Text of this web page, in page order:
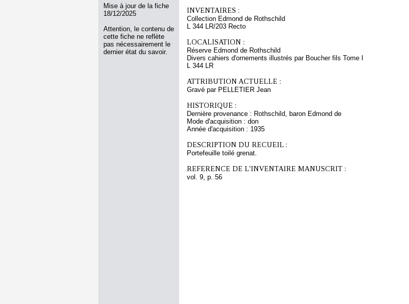
Mise à jour de la fiche
18/12/2025
Attention, le contenu de
cette fiche ne reflète
pas nécessairement le
dernier état du savoir.
INVENTAIRES :
Collection Edmond de Rothschild
L 344 LR/203 Recto
LOCALISATION :
Réserve Edmond de Rothschild
Divers cahiers d'ornements illustrés par Boucher fils Tome I
L 344 LR
ATTRIBUTION ACTUELLE :
Gravé par PELLETIER Jean
HISTORIQUE :
Dernière provenance : Rothschild, baron Edmond de
Mode d'acquisition : don
Année d'acquisition : 1935
DESCRIPTION DU RECUEIL :
Portefeuille toilé grenat.
REFERENCE DE L'INVENTAIRE MANUSCRIT :
vol. 9, p. 56